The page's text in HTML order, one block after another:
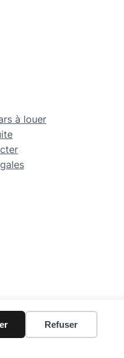
Refuser
à louer
cars • Tous droits réservés